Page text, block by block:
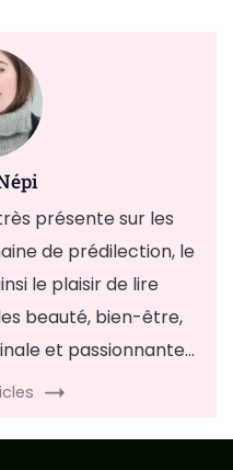
présente sur les
de prédilection, le
le plaisir de lire
beauté, bien-être,
et passionnante...